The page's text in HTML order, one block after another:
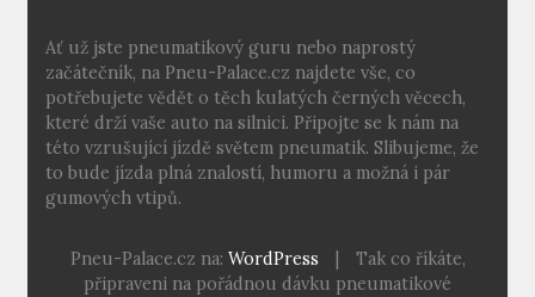
Ať už jste pneumatikový guru nebo naprostý
začátečník, na Pneu-Palace.cz najdete vše, co
potřebujete vědět o těch kulatých černých věcech,
které drží vaše auto na silnici. Připojte se k nám na
této vzrušující jízdě světem pneumatik. Slibujeme, že
to bude jízda plná znalostí, humoru a možná i pár
gumových vtipů.
Pneu-Palace.cz na: WordPress
Tak co říkáte,
připraveni na pořádnou dávku pneumatikové